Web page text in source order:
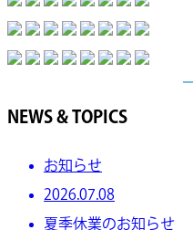
NEWS & TOPICS
お知らせ
2026.07.08
夏季休業のお知らせ